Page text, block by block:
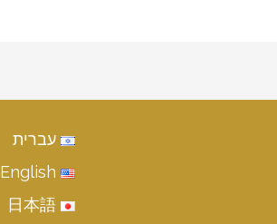
עברית
English
日本語